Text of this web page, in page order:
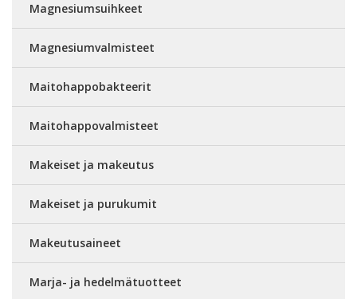
Magnesiumsuihkeet
Magnesiumvalmisteet
Maitohappobakteerit
Maitohappovalmisteet
Makeiset ja makeutus
Makeiset ja purukumit
Makeutusaineet
Marja- ja hedelmätuotteet